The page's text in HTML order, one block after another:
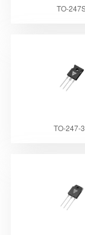
TO-
TO-247-